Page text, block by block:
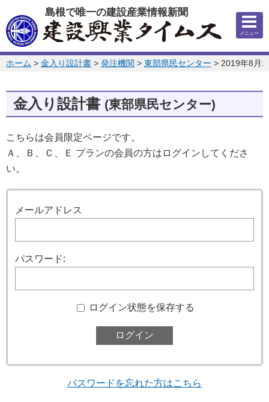
このページの本文へ
島根で唯一の建設産業情報新聞
メニュー
このページの位置:
ホーム > 金入り設計書 > 発注機関 > 東部県民センター > 2019年8月
金入り設計書 (東部県民センター)
こちらは会員限定ページです。
Ａ、Ｂ、Ｃ、Ｅ プランの会員の方はログインしてくださ
い。
メールアドレス
パスワード:
ログイン状態を保存する
パスワードを忘れた方はこちら